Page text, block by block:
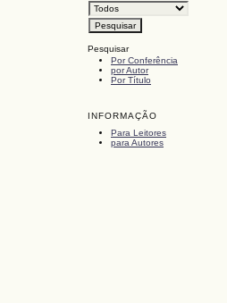
Pesquisar
Por Conferência
por Autor
Por Título
INFORMAÇÃO
Para Leitores
para Autores